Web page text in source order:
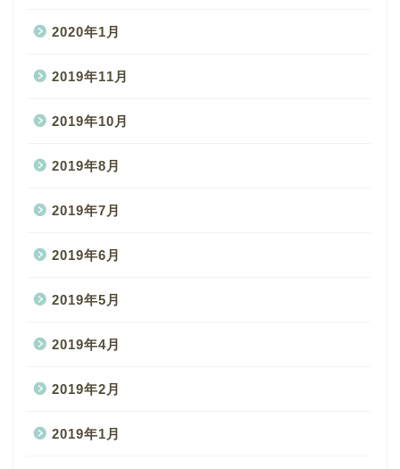
2020年1月
2019年11月
2019年10月
2019年8月
2019年7月
2019年6月
2019年5月
2019年4月
2019年2月
2019年1月